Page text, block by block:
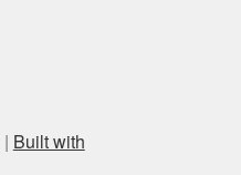
Built with